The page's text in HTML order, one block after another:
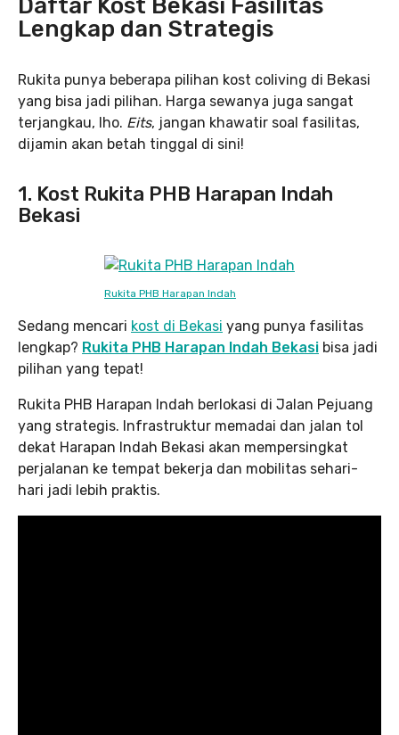
Daftar Kost Bekasi Fasilitas
Lengkap dan Strategis
Rukita punya beberapa pilihan kost coliving di Bekasi
yang bisa jadi pilihan. Harga sewanya juga sangat
terjangkau, lho. Eits, jangan khawatir soal fasilitas,
dijamin akan betah tinggal di sini!
1. Kost Rukita PHB Harapan Indah
Bekasi
Rukita PHB Harapan Indah
Sedang mencari kost di Bekasi yang punya fasilitas
lengkap? Rukita PHB Harapan Indah Bekasi bisa jadi
pilihan yang tepat!
Rukita PHB Harapan Indah berlokasi di Jalan Pejuang
yang strategis. Infrastruktur memadai dan jalan tol
dekat Harapan Indah Bekasi akan mempersingkat
perjalanan ke tempat bekerja dan mobilitas sehari-
hari jadi lebih praktis.